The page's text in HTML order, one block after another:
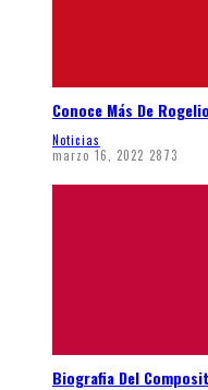
Conoce Más De
Noticias
marzo 16, 2022 2873
Biografia Del